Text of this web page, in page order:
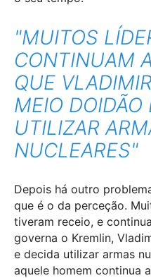
"MUITOS
CONTINUAM
QUE
MEIO DOIDÃO
UTILIZAR
NUCLEARES"
Depois há outro
que é o da perceção.
tiveram receio, e
governa o Kremlin,
e decida utilizar armas
aquele homem continua